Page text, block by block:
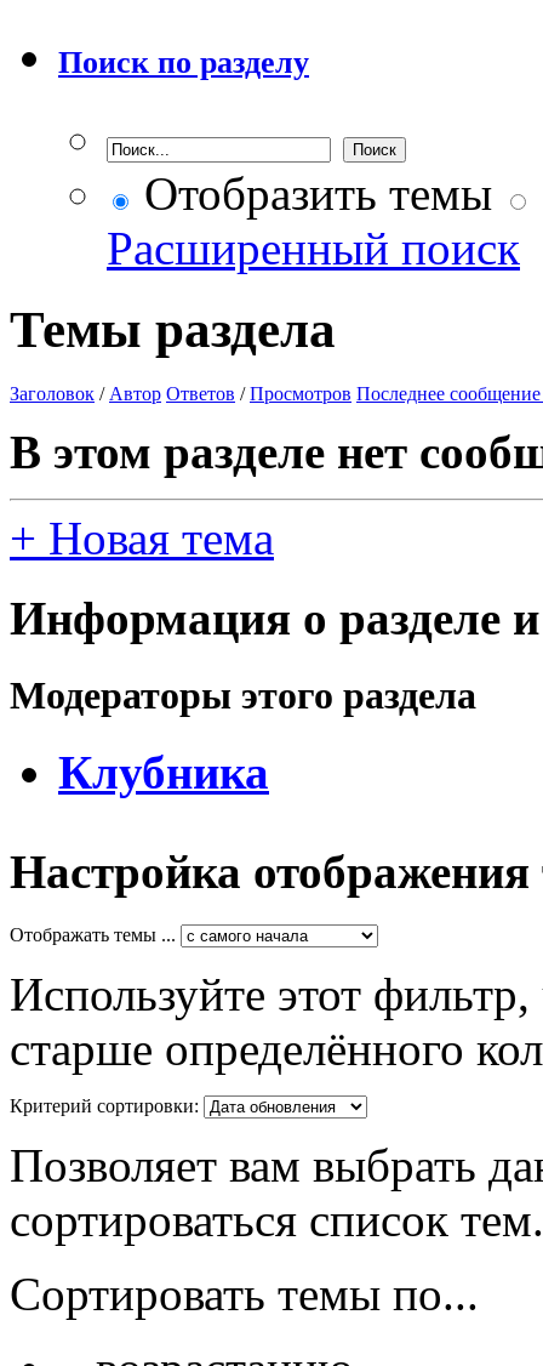
Поиск по разделу
Отобразить темы
Расширенный поиск
Темы раздела
Заголовок / Автор Ответов /Просмотров Последнее сообщение
В этом разделе нет
+ Новая тема
Информация о разделе
Модераторы этого раздела
Клубника
Настройка отображения
Отображать темы ...
Используйте этот
старше определённого
Критерий сортировки:
Позволяет вам выбрать
сортироваться список тем.
Сортировать темы по...